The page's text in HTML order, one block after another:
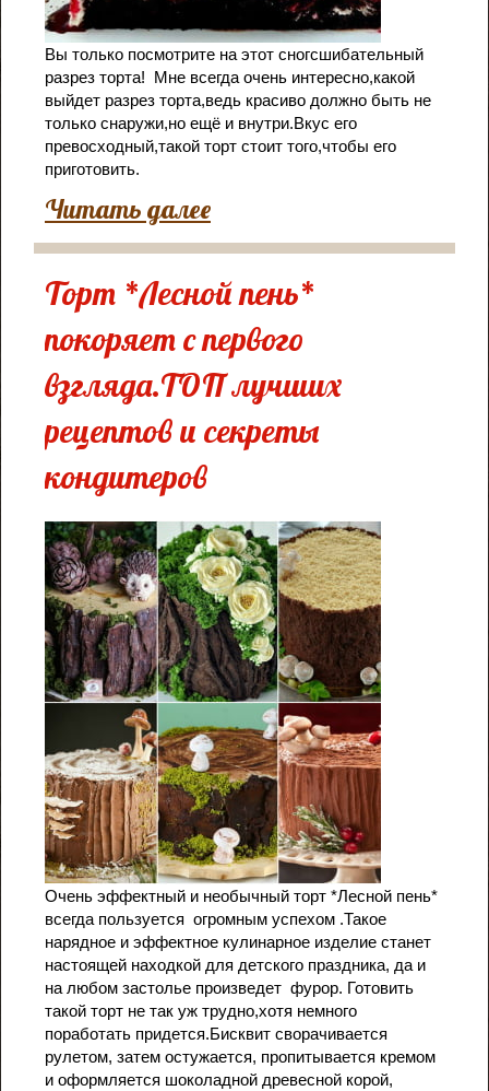
Вы только посмотрите на этот сногсшибательный
разрез торта! Мне всегда очень интересно,какой
выйдет разрез торта,ведь красиво должно быть не
только снаружи,но ещё и внутри.Вкус его
превосходный,такой торт стоит того,чтобы его
приготовить.
Читать далее
Торт *Лесной пень*
покоряет с первого
взгляда.ТОП лучших
рецептов и секреты
кондитеров
Очень эффектный и необычный торт *Лесной пень*
всегда пользуется огромным успехом .Такое
нарядное и эффектное кулинарное изделие станет
настоящей находкой для детского праздника, да и
на любом застолье произведет фурор. Готовить
такой торт не так уж трудно,хотя немного
поработать придется.Бисквит сворачивается
рулетом, затем остужается, пропитывается кремом
и оформляется шоколадной древесной корой,